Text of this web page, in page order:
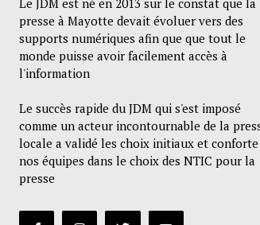
Le JDM est né en 2013 sur le constat que la
presse à Mayotte devait évoluer vers des
supports numériques afin que que tout le
monde puisse avoir facilement accès à
l'information
Le succès rapide du JDM qui s'est imposé
comme un acteur incontournable de la
locale a validé les choix initiaux et conforte
nos équipes dans le choix des NTIC pour la
presse